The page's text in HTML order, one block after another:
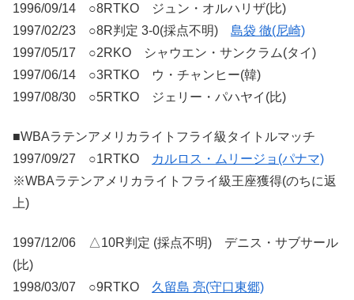
1996/09/14 ○8RTKO ジュン・オルハリザ(比)
1997/02/23 ○8R判定 3-0(採点不明) 島袋 徹(尼崎)
1997/05/17 ○2RKO シャウエン・サンクラム(タイ)
1997/06/14 ○3RTKO ウ・チャンヒー(韓)
1997/08/30 ○5RTKO ジェリー・パハヤイ(比)
■WBAラテンアメリカライトフライ級タイトルマッチ
1997/09/27 ○1RTKO
カルロス・ムリージョ(パナマ)
※WBAラテンアメリカライトフライ級王座獲得(のちに返
上)
1997/12/06 △10R判定 (採点不明) デニス・サブサール
(比)
1998/03/07 ○9RTKO 久留島 亮(守口東郷)